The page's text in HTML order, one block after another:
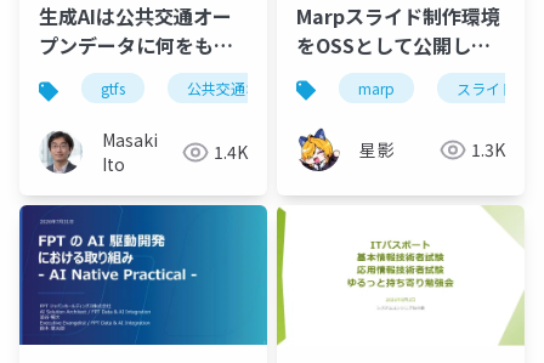
生成AIは公共交通オー
プンデータに何をもた
らすか gtfs 公共交通オープンデータ
Masaki
Ito
1.4K
Marpスライド制作環境
をOSSとして公開した
話 〜marp-slides-
studio のテーマ設計と
AI自走ループ〜
marp スライド
星影 1.3K